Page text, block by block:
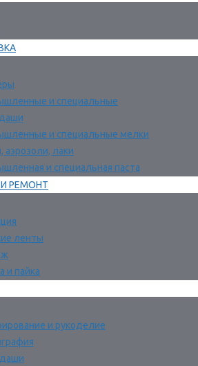
и специальные
и специальные мелки
аэрозоли, лаки
и специальная паста
РЕМОНТ
ленты
и пайка
и рукоделие